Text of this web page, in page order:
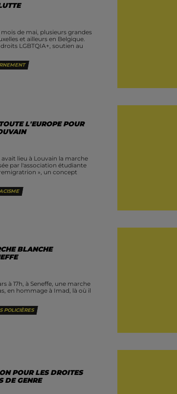
de mai, plusieurs grandes
et ailleurs en Belgique.
LGBTQIA+, soutien au
L'EUROPE POUR
avait lieu à Louvain la marche
par l'association étudiante
», un concept
BLANCHE
à 17h, à Seneffe, une marche
en hommage à Imad, là où il
POLICIÈRES
POUR LES DROITES
DE GENRE